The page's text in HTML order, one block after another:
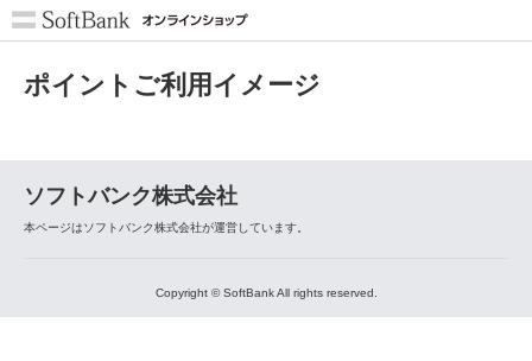
ポイントご利用イメージ
ソフトバンク株式会社
本ページはソフトバンク株式会社が運営しています。
Copyright © SoftBank All rights reserved.